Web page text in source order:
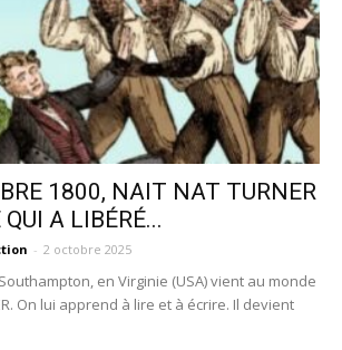
1800, NAIT NAT TURNER
A LIBÉRÉ...
- 2 octobre 2025
en Virginie (USA) vient au monde
On lui apprend à lire et à écrire. Il devient